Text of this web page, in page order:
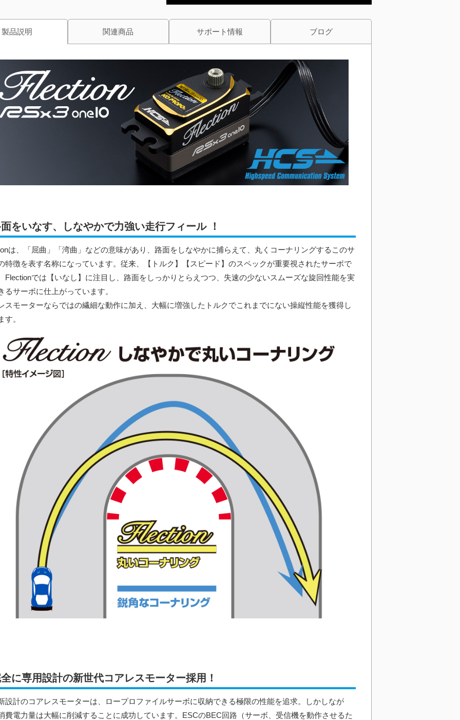
製品説明 関連商品 サポート情報 ブログ
をいなす、しなやかで力強い走行フィール ！
は、「屈曲」「湾曲」などの意味があり、路面をしなやかに捕らえて、丸くコーナリングするこのサ
特徴を表す名称になっています。従来、【トルク】【スピード】のスペックが重要視されたサーボで
Flectionでは【いなし】に注目し、路面をしっかりとらえつつ、失速の少ないスムーズな旋回性能を実
るサーボに仕上がっています。
スモーターならではの繊細な動作に加え、大幅に増強したトルクでこれまでにない操縦性能を獲得し
す。
に専用設計の新世代コアレスモーター採用！
設計のコアレスモーターは、ロープロファイルサーボに収納できる極限の性能を追求。しかしなが
費電力量は大幅に削減することに成功しています。ESCのBEC回路（サーボ、受信機を動作させるた